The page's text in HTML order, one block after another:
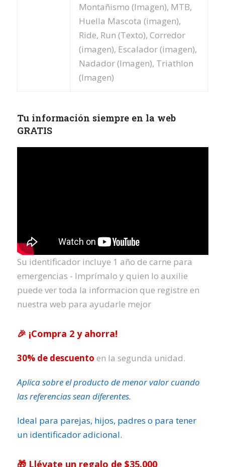
Montañismo (Imagen), MTB,
Huella Mascota (imagen),
Ride, Run (Texto), Corredor
(imagen), Escalador (imagen),
Nadador (Imagen), Triathlon
(Imagen)
Tu información siempre en la web
GRATIS
Su identificador incluye 1 año de carne para
emergencias - Imprímalo y quien lo auxilie
puede ver toda la informacion que registre en
nuestra web para ayudarle mejor
🎉 ¡Compra 2 y ahorra!
30% de descuento en la segunda unidad.
Aplica sobre el producto de menor valor cuando
las referencias sean diferentes.
Ideal para parejas, hijos, padres o para tener
un identificador adicional.
🎁 Llévate un regalo de $35.000